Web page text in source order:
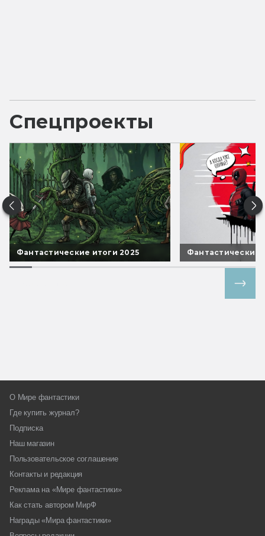
Спецпроекты
Фантастические итоги 2025 Фантастические
О Мире фантастики
Где купить журнал?
Подписка
Наш магазин
Пользовательское соглашение
Контакты и редакция
Реклама на «Мире фантастики»
Как стать автором МирФ
Награды «Мира фантастики»